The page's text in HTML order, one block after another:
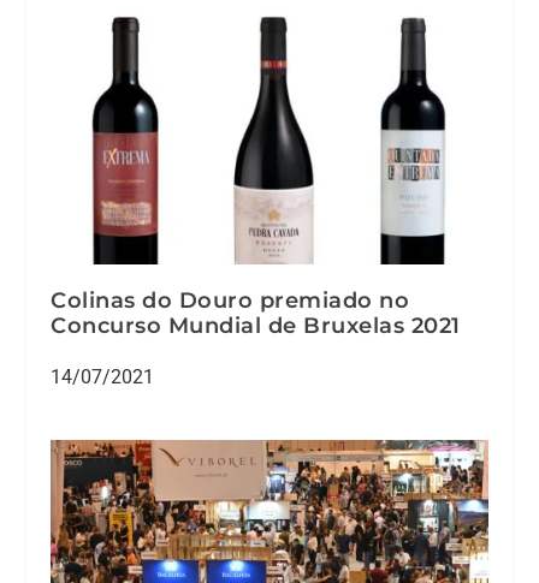
Colinas do Douro premiado no
Concurso Mundial de Bruxelas 2021
14/07/2021